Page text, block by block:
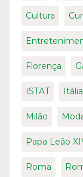
Cultura
Florença
ISTAT Itália
Milão
Papa Leão
Roma